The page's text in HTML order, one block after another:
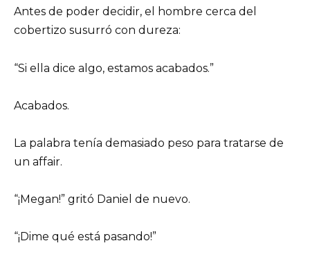
Antes de poder decidir, el hombre cerca del
cobertizo susurró con dureza:
“Si ella dice algo, estamos acabados.”
Acabados.
La palabra tenía demasiado peso para tratarse de
un affair.
“¡Megan!” gritó Daniel de nuevo.
“¡Dime qué está pasando!”